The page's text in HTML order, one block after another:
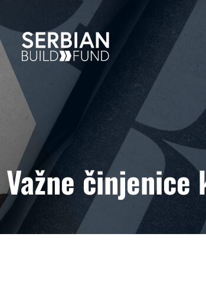
Važne činjenice